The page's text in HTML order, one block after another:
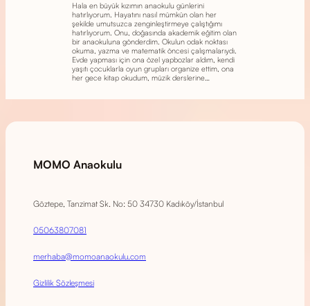
Hala en büyük kızımın anaokulu günlerini
hatırlıyorum. Hayatını nasıl mümkün olan her
şekilde umutsuzca zenginleştirmeye çalıştığımı
hatırlıyorum. Onu, doğasında akademik eğitim olan
bir anaokuluna gönderdim. Okulun odak noktası
okuma, yazma ve matematik öncesi çalışmalarıydı.
Evde yapması için ona özel yapbozlar aldım, kendi
yaşıtı çocuklarla oyun grupları organize ettim, ona
her gece kitap okudum, müzik derslerine…
MOMO Anaokulu
Göztepe, Tanzimat Sk. No: 50 34730 Kadıköy/İstanbul
05063807081
merhaba@momoanaokulu.com
Gizlilik Sözleşmesi